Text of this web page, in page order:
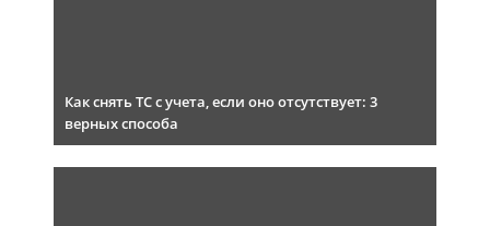
Как снять ТС с учета, если оно отсутствует: 3
верных способа